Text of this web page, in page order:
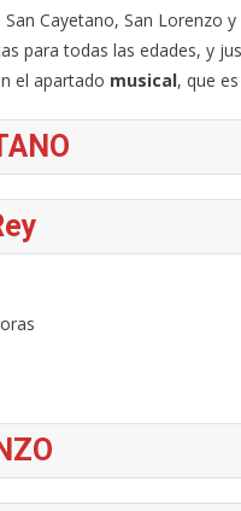
Cayetano, San Lorenzo
para todas las edades, y
el apartado musical, que